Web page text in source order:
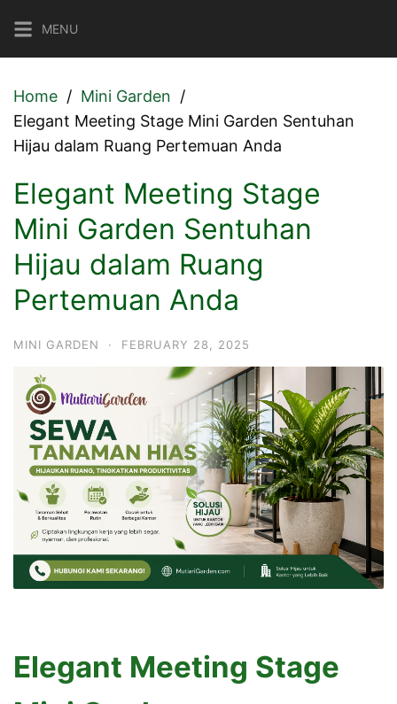
to
MENU
Home
Mini Garden
Elegant Meeting Stage Mini Garden Sentuhan
Hijau dalam Ruang Pertemuan Anda
Elegant Meeting Stage
Mini Garden Sentuhan
Hijau dalam Ruang
Pertemuan Anda
MINI GARDEN · FEBRUARY 28, 2025
Elegant Meeting Stage